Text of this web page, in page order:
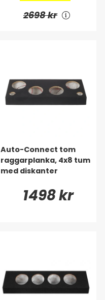
2698 kr
Auto-Connect tom
raggarplanka, 4x8 tum
med diskanter
1498 kr